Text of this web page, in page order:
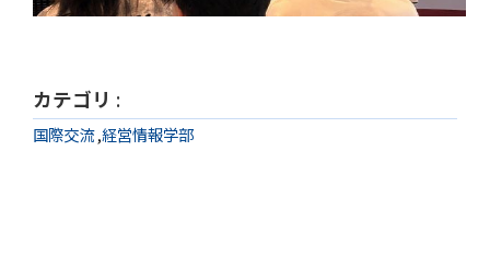
カテゴリ :
国際交流,経営情報学部